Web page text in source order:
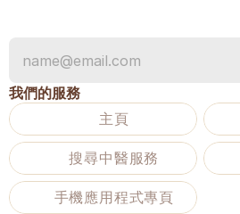
我們的服務
主頁
搜尋中醫服務
手機應用程式專頁